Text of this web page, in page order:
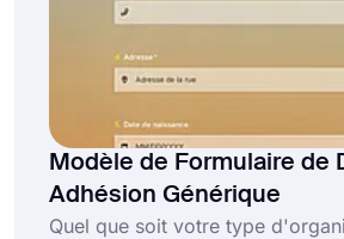
Modèle de Formulaire de
Adhésion Générique
Quel que soit votre type